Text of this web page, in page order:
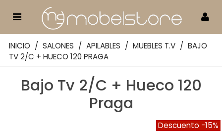
INICIO / SALONES / APILABLES / MUEBLES T.V / BAJO
TV 2/C + HUECO 120 PRAGA
Bajo Tv 2/C + Hueco 120
Praga
Descuento -15%